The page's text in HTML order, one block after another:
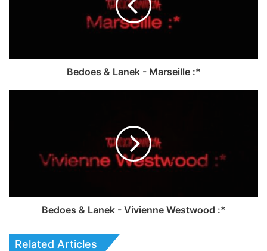
Bedoes & Lanek - Marseille :*
Bedoes & Lanek - Vivienne Westwood :*
Related Articles